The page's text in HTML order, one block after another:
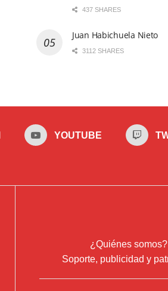
437 SHARES
Juan Habichuela Nieto
3112 SHARES
YOUTUBE
¿Quiénes somos?
Soporte, publicidad y